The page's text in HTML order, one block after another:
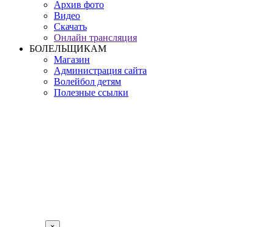
Архив фото
Видео
Скачать
Онлайн трансляция
БОЛЕЛЬЩИКАМ
Магазин
Администрация сайта
Волейбол детям
Полезные ссылки